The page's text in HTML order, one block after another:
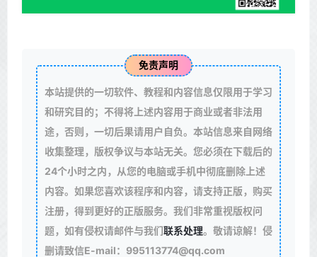
免责声明
本站提供的一切软件、教程和内容信息仅限用于学习
和研究目的；不得将上述内容用于商业或者非法用
途，否则，一切后果请用户自负。本站信息来自网络
收集整理，版权争议与本站无关。您必须在下载后的
24个小时之内，从您的电脑或手机中彻底删除上述
内容。如果您喜欢该程序和内容，请支持正版，购买
注册，得到更好的正版服务。我们非常重视版权问
题，如有侵权请邮件与我们联系处理。敬请谅解！侵
删请致信E-mail：995113774@qq.com